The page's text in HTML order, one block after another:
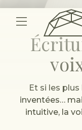
Chalets
Et si les
inventées…
intuitive, la